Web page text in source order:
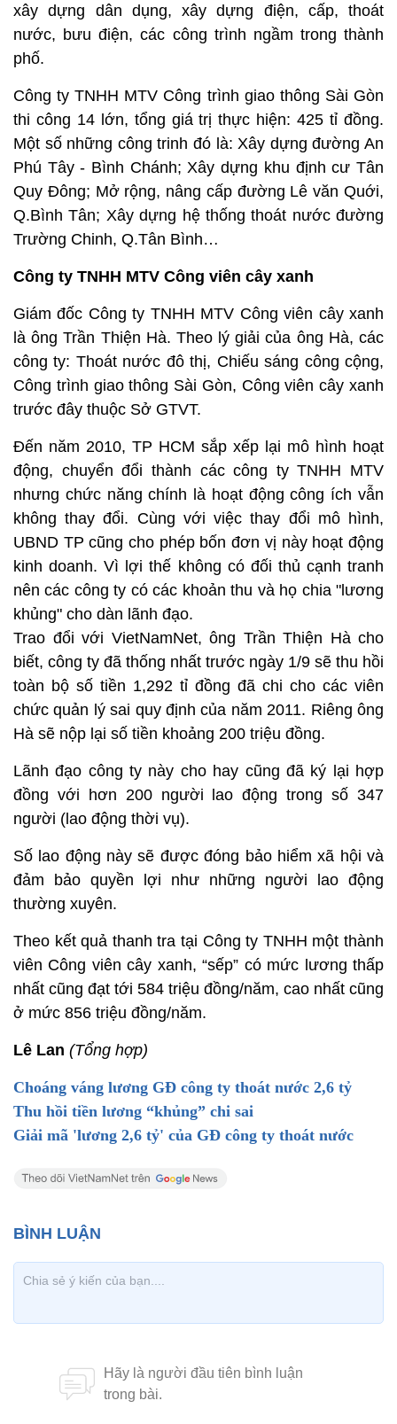
xây dựng dân dụng, xây dựng điện, cấp, thoát
nước, bưu điện, các công trình ngầm trong thành
phố.
Công ty TNHH MTV Công trình giao thông Sài Gòn
thi công 14 lớn, tổng giá trị thực hiện: 425 tỉ đồng.
Một số những công trinh đó là: Xây dựng đường An
Phú Tây - Bình Chánh; Xây dựng khu định cư Tân
Quy Đông; Mở rộng, nâng cấp đường Lê văn Quới,
Q.Bình Tân; Xây dựng hệ thống thoát nước đường
Trường Chinh, Q.Tân Bình…
Công ty TNHH MTV Công viên cây xanh
Giám đốc Công ty TNHH MTV Công viên cây xanh
là ông Trần Thiện Hà. Theo lý giải của ông Hà, các
công ty: Thoát nước đô thị, Chiếu sáng công cộng,
Công trình giao thông Sài Gòn, Công viên cây xanh
trước đây thuộc Sở GTVT.
Đến năm 2010, TP HCM sắp xếp lại mô hình hoạt
động, chuyển đổi thành các công ty TNHH MTV
nhưng chức năng chính là hoạt động công ích vẫn
không thay đổi. Cùng với việc thay đổi mô hình,
UBND TP cũng cho phép bốn đơn vị này hoạt động
kinh doanh. Vì lợi thế không có đối thủ cạnh tranh
nên các công ty có các khoản thu và họ chia "lương
khủng" cho dàn lãnh đạo.
Trao đổi với VietNamNet, ông Trần Thiện Hà cho
biết, công ty đã thống nhất trước ngày 1/9 sẽ thu hồi
toàn bộ số tiền 1,292 tỉ đồng đã chi cho các viên
chức quản lý sai quy định của năm 2011. Riêng ông
Hà sẽ nộp lại số tiền khoảng 200 triệu đồng.
Lãnh đạo công ty này cho hay cũng đã ký lại hợp
đồng với hơn 200 người lao động trong số 347
người (lao động thời vụ).
Số lao động này sẽ được đóng bảo hiểm xã hội và
đảm bảo quyền lợi như những người lao động
thường xuyên.
Theo kết quả thanh tra tại Công ty TNHH một thành
viên Công viên cây xanh, “sếp” có mức lương thấp
nhất cũng đạt tới 584 triệu đồng/năm, cao nhất cũng
ở mức 856 triệu đồng/năm.
Lê Lan (Tổng hợp)
Choáng váng lương GĐ công ty thoát nước 2,6 tỷ
Thu hồi tiền lương “khủng” chi sai
Giải mã 'lương 2,6 tỷ' của GĐ công ty thoát nước